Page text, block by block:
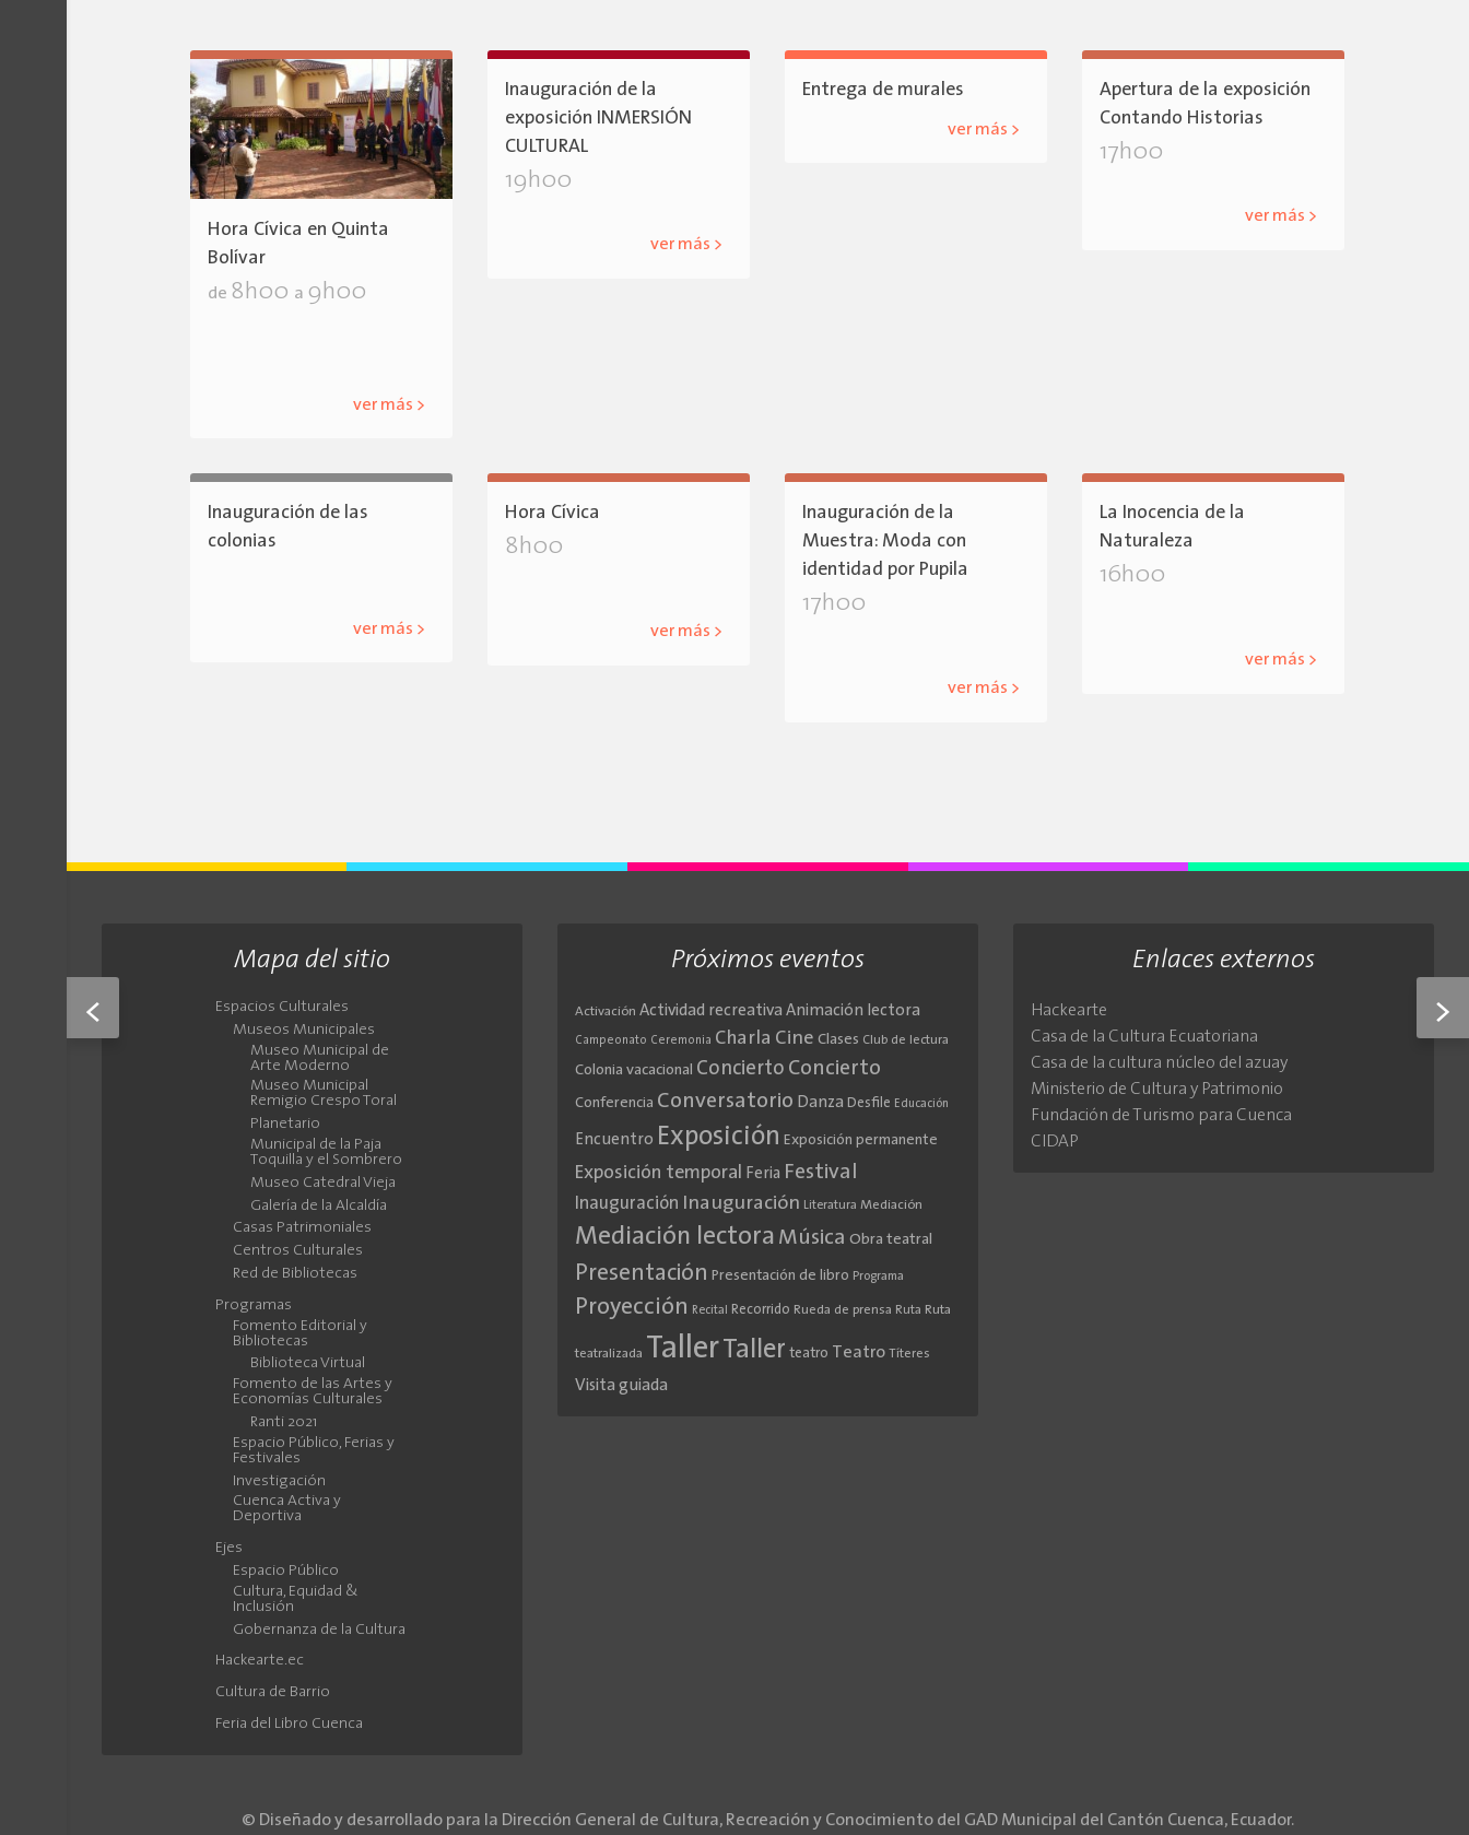
< >
Hora Cívica en Quinta
Bolívar
de 8h00 a 9h00
ver más >
Inauguración de la
exposición INMERSIÓN
CULTURAL
19h00
ver más >
Entrega de murales
ver más >
Apertura de la exposición
Contando Historias
17h00
ver más >
Inauguración de las
colonias
ver más >
Hora Cívica
8h00
ver más >
Inauguración de la
Muestra: Moda con
identidad por Pupila
17h00
ver más >
La Inocencia de la
Naturaleza
16h00
ver más >
Mapa del sitio
Espacios Culturales
Museos Municipales
Museo Municipal de
Arte Moderno
Museo Municipal
Remigio Crespo Toral
Planetario
Municipal de la Paja
Toquilla y el Sombrero
Museo Catedral Vieja
Galería de la Alcaldía
Casas Patrimoniales
Centros Culturales
Red de Bibliotecas
Programas
Fomento Editorial y
Bibliotecas
Biblioteca Virtual
Fomento de las Artes y
Economías Culturales
Ranti 2021
Espacio Público, Ferias y
Festivales
Investigación
Cuenca Activa y
Deportiva
Ejes
Espacio Público
Cultura, Equidad &
Inclusión
Gobernanza de la Cultura
Hackearte.ec
Cultura de Barrio
Feria del Libro Cuenca
Próximos eventos
Activación Actividad recreativa Animación lectora
Campeonato Ceremonia Charla Cine Clases Club de lectura
Colonia vacacional Concierto Concierto
Conferencia Conversatorio Danza Desfile Educación
Encuentro Exposición Exposición permanente
Exposición temporal Feria Festival
Inauguración Inauguración Literatura Mediación
Mediación lectora Música Obra teatral
Presentación Presentación de libro Programa
Proyección Recital Recorrido Rueda de prensa Ruta Ruta
teatralizada TallerTaller teatro Teatro Títeres
Visita guiada
Enlaces externos
Hackearte
Casa de la Cultura Ecuatoriana
Casa de la cultura núcleo del azuay
Ministerio de Cultura y Patrimonio
Fundación de Turismo para Cuenca
CIDAP
© Diseñado y desarrollado para la Dirección General de Cultura, Recreación y Conocimiento del GAD Municipal del Cantón Cuenca, Ecuador.